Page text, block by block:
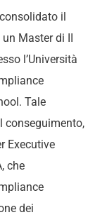
il
Master di II
l’Università
Tale
conseguimento,
Executive
che
dei